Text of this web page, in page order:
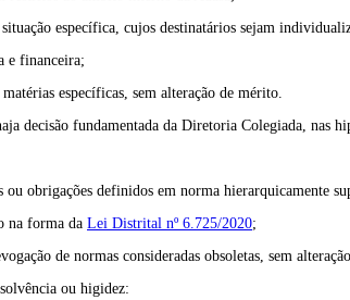
específica, cujos destinatários sejam
e financeira;
específicas, sem alteração de mérito.
decisão fundamentada da Diretoria Colegiada, nas
obrigações definidos em norma hierarquicamente
na forma da Lei Distrital nº 6.725/2020;
de normas consideradas obsoletas, sem
ou higidez: